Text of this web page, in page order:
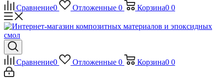
Сравнение0 Отложенные 0 Корзина0 0
Сравнение0 Отложенные 0 Корзина0 0